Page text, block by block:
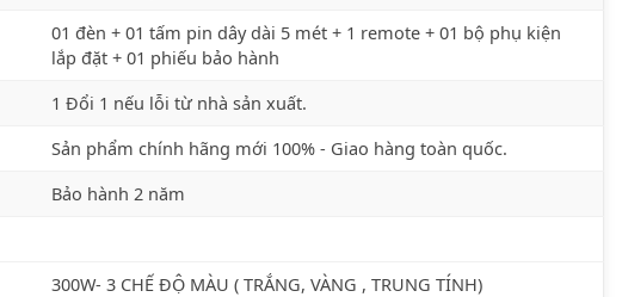
01 đèn + 01 tấm pin dây dài 5 mét + 1 remote + 01 bộ phụ kiện
lắp đặt + 01 phiếu bảo hành
1 Đổi 1 nếu lỗi từ nhà sản xuất.
Sản phẩm chính hãng mới 100% - Giao hàng toàn quốc.
Bảo hành 2 năm
300W- 3 CHẾ ĐỘ MÀU ( TRẮNG, VÀNG , TRUNG TÍNH)